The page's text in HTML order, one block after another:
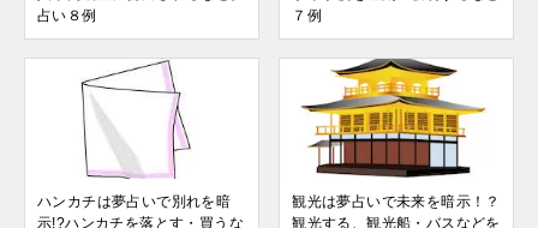
占い８例
７例
ハンカチは夢占いで別れを暗
示!?ハンカチを落とす・買うな
観光は夢占いで未来を暗示！？
観光する、観光船・バスなどを